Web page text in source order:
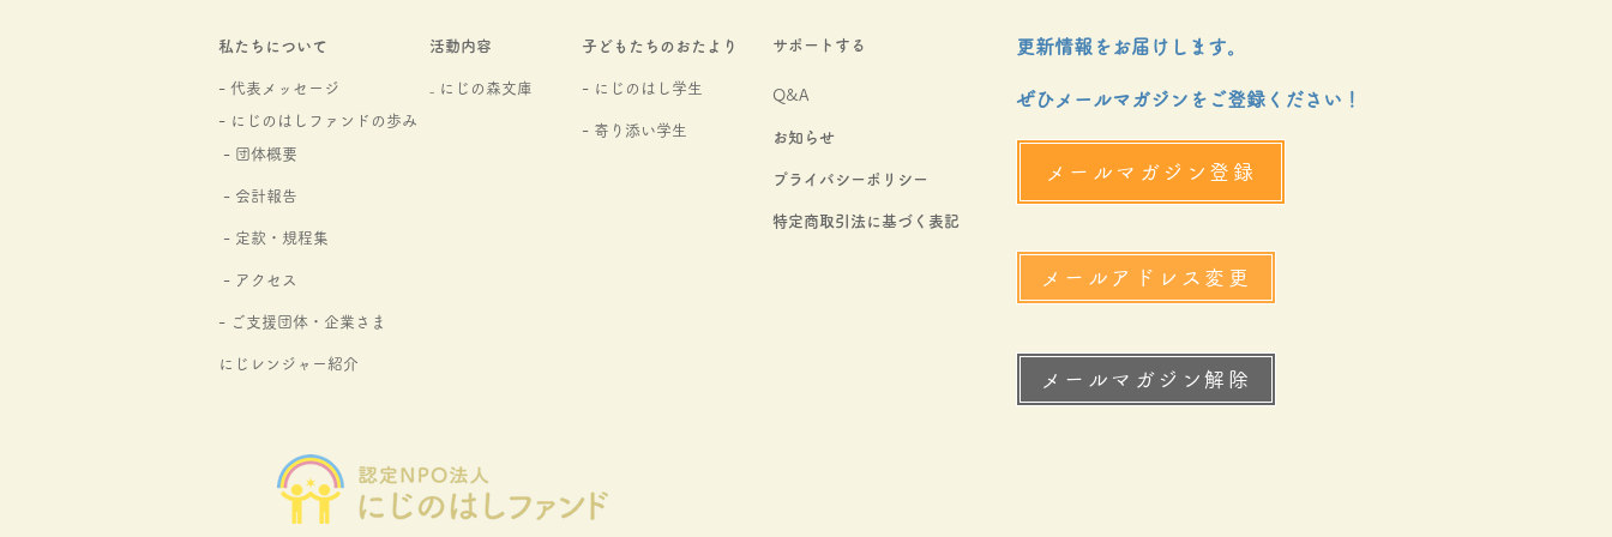
私たちについて
- 代表メッセージ
- にじのはしファンドの 歩み
- 団体概要
- 会計報告
- 定款・規程集
- アクセス
- ご支援団体・企業さま
にじレンジャー紹介
活動内容
₋ にじの森文庫​
​子どもたちのおたより
- にじのはし学生
​- 寄り添い学生
サポートする
Q&A
お知らせ
​プライバシーポリシー
​特定商取引法に基づく表記
更新情報をお届けします。
ぜひメールマガジンをご登録ください！
メールマガジン登録
メールアドレス変更
メールマガジン解除